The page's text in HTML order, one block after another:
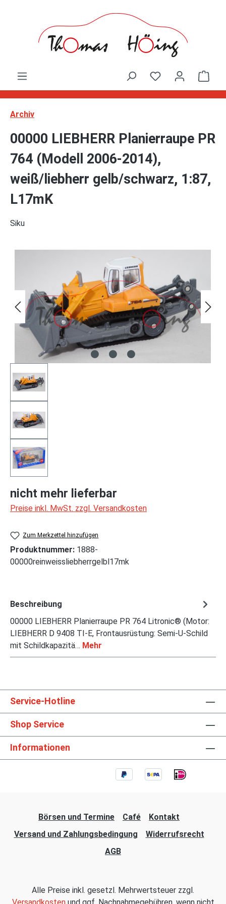
Archiv
00000 LIEBHERR Planierraupe PR
764 (Modell 2006-2014),
weiß/liebherr gelb/schwarz, 1:87,
L17mK
Siku
nicht mehr lieferbar
Preise inkl. MwSt. zzgl. Versandkosten
Zum Merkzettel hinzufügen
Produktnummer: 1888-
00000reinweissliebherrgelbl17mk
Beschreibung
00000 LIEBHERR Planierraupe PR 764 Litronic® (Motor:
LIEBHERR D 9408 TI-E, Frontausrüstung: Semi-U-Schild
mit Schildkapazitä… Mehr
Service-Hotline
Shop Service
Informationen
Börsen und Termine Café
Kontakt
Versand und Zahlungsbedingung
Widerrufsrecht
AGB
Alle Preise inkl. gesetzl. Mehrwertsteuer zzgl.